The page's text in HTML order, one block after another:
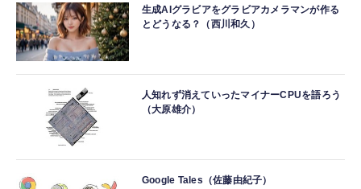
生成AIグラビアをグラビアカメラマンが作る
とどうなる？（西川和久）
人知れず消えていったマイナーCPUを語ろう
（大原雄介）
Google Tales（佐藤由紀子）